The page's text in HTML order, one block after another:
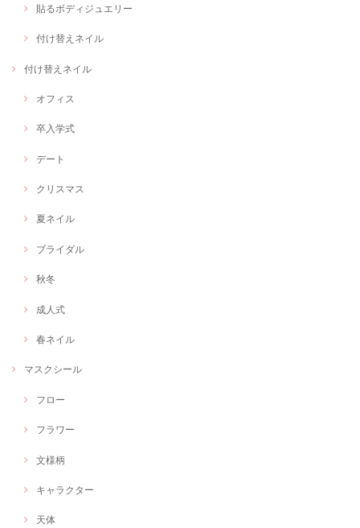
貼るボディジュエリー
付け替えネイル
付け替えネイル
オフィス
卒入学式
デート
クリスマス
夏ネイル
ブライダル
秋冬
成人式
春ネイル
マスクシール
フロー
フラワー
文様柄
キャラクター
天体